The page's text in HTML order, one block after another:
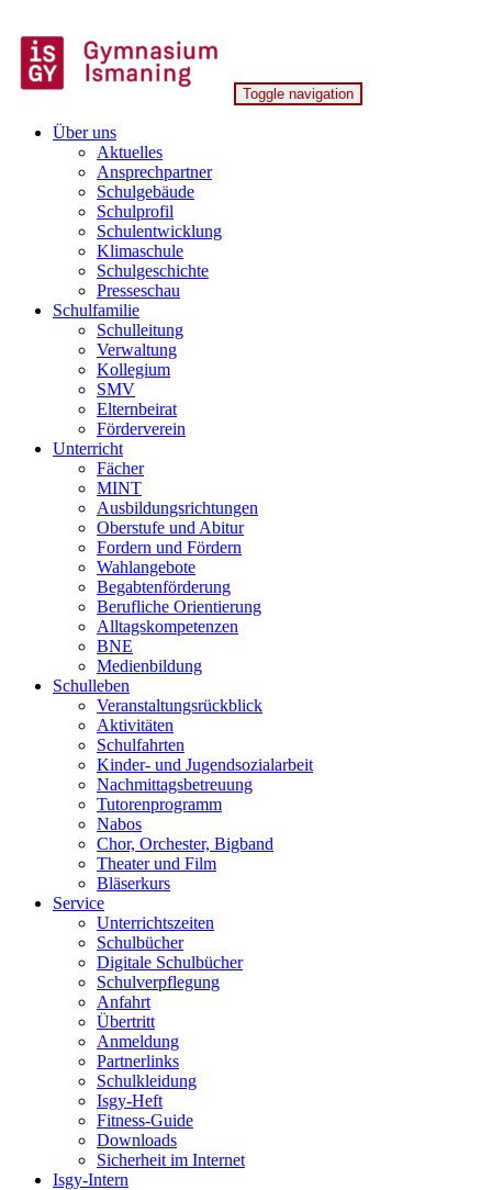
to
content
Gymnasium Ismaning
Toggle navigation
Über uns
Aktuelles
Ansprechpartner
Schulgebäude
Schulprofil
Schulentwicklung
Klimaschule
Schulgeschichte
Presseschau
Schulfamilie
Schulleitung
Verwaltung
Kollegium
SMV
Elternbeirat
Förderverein
Unterricht
Fächer
MINT
Ausbildungsrichtungen
Oberstufe und Abitur
Fordern und Fördern
Wahlangebote
Begabtenförderung
Berufliche Orientierung
Alltagskompetenzen
BNE
Medienbildung
Schulleben
Veranstaltungsrückblick
Aktivitäten
Schulfahrten
Kinder- und Jugendsozialarbeit
Nachmittagsbetreuung
Tutorenprogramm
Nabos
Chor, Orchester, Bigband
Theater und Film
Bläserkurs
Service
Unterrichtszeiten
Schulbücher
Digitale Schulbücher
Schulverpflegung
Anfahrt
Übertritt
Anmeldung
Partnerlinks
Schulkleidung
Isgy-Heft
Fitness-Guide
Downloads
Sicherheit im Internet
Isgy-Intern